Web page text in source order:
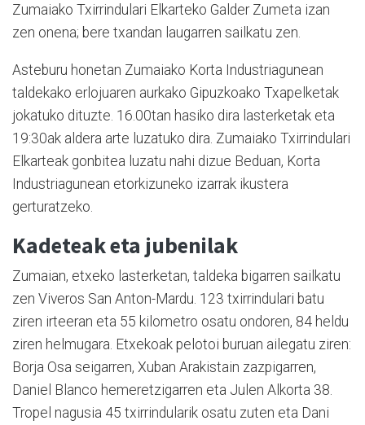
Zumaiako Txirrindulari Elkarteko Galder Zumeta izan
zen onena; bere txandan laugarren sailkatu zen.
Asteburu honetan Zumaiako Korta Industriagunean
taldekako erlojuaren aurkako Gipuzkoako Txapelketak
jokatuko dituzte. 16.00tan hasiko dira lasterketak eta
19:30ak aldera arte luzatuko dira. Zumaiako Txirrindulari
Elkarteak gonbitea luzatu nahi dizue Beduan, Korta
Industriagunean etorkizuneko izarrak ikustera
gerturatzeko.
Kadeteak eta jubenilak
Zumaian, etxeko lasterketan, taldeka bigarren sailkatu
zen Viveros San Anton-Mardu. 123 txirrindulari batu
ziren irteeran eta 55 kilometro osatu ondoren, 84 heldu
ziren helmugara. Etxekoak pelotoi buruan ailegatu ziren:
Borja Osa seigarren, Xuban Arakistain zazpigarren,
Daniel Blanco hemeretzigarren eta Julen Alkorta 38.
Tropel nagusia 45 txirrindularik osatu zuten eta Dani